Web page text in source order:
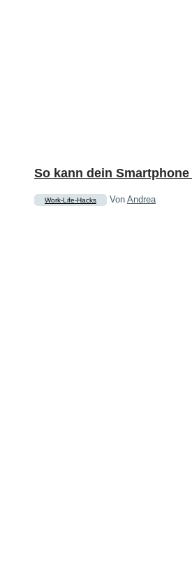
So kann dein
Work-Life-Hacks VonAndrea